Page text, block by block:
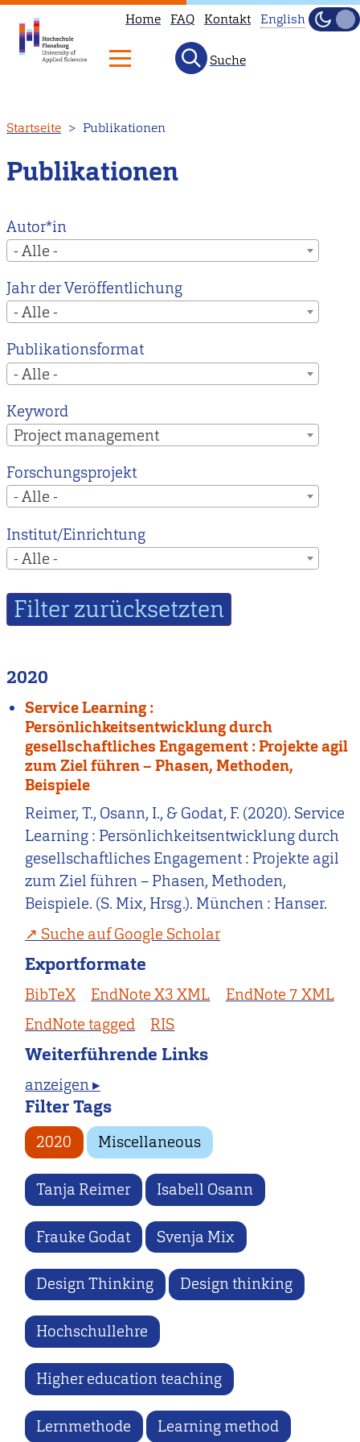
zum
Inhalt
Home FAQ Kontakt
to
our
main
instead.
English
Hell
Suche
Startseite Publikationen
Publikationen
Autor*in
- Alle -
Jahr der Veröffentlichung
- Alle -
Publikationsformat
- Alle -
Keyword
Project management
Forschungsprojekt
- Alle -
Institut/Einrichtung
- Alle -
2020
Service Learning :
Persönlichkeitsentwicklung durch
gesellschaftliches Engagement : Projekte agil
zum Ziel führen – Phasen, Methoden,
Beispiele
Reimer, T., Osann, I., & Godat, F. (2020). Service
Learning : Persönlichkeitsentwicklung durch
gesellschaftliches Engagement : Projekte agil
zum Ziel führen – Phasen, Methoden,
Beispiele. (S. Mix, Hrsg.). München : Hanser.
Suche auf Google Scholar
Exportformate
BibTeX EndNote X3 XML
EndNote 7 XML
EndNote tagged
RIS
Weiterführende Links
anzeigen ▸
Filter Tags
2020 Miscellaneous
Tanja Reimer Isabell Osann
Frauke Godat Svenja Mix
Design Thinking Design thinking
Hochschullehre
Higher education teaching
Lernmethode Learning method